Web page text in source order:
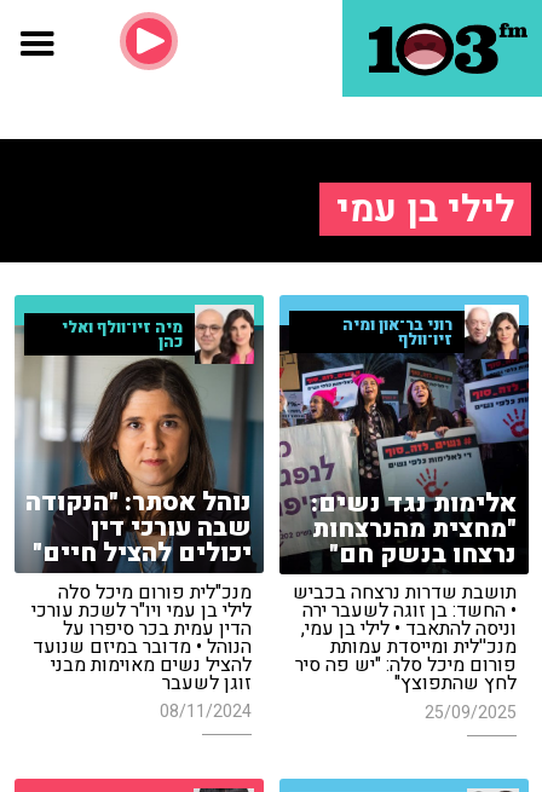
לילי בן עמי
רוני בר־און ומיה
זיו־וולף
אלימות נגד נשים:
"מחצית מהנרצחות
נרצחו בנשק חם"
תושבת שדרות נרצחה בכביש
• החשד: בן זוגה לשעבר ירה
וניסה להתאבד • לילי בן עמי,
מנכ''לית ומייסדת עמותת
פורום מיכל סלה: "יש פה סיר
לחץ שהתפוצץ"
25/09/2025
מיה זיו־וולף ואלי
כהן
נוהל אסתר: "הנקודה
שבה עורכי דין
יכולים להציל חיים"
מנכ"לית פורום מיכל סלה
לילי בן עמי ויו"ר לשכת עורכי
הדין עמית בכר סיפרו על
הנוהל • מדובר במיזם שנועד
להציל נשים מאוימות מבני
זוגן לשעבר
08/11/2024